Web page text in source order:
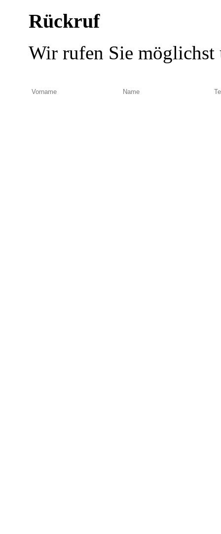
Rückruf
Wir rufen Sie möglichst